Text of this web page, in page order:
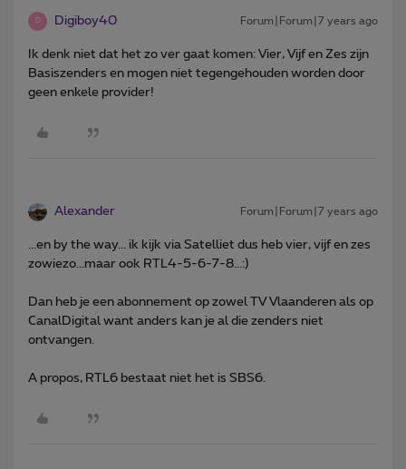
D Digiboy40 Forum|Forum|7 years ago
Ik denk niet dat het zo ver gaat komen: Vier, Vijf en Zes zijn
Basiszenders en mogen niet tegengehouden worden door
geen enkele provider!
Alexander Forum|Forum|7 years ago
...en by the way... ik kijk via Satelliet dus heb vier, vijf en zes
zowiezo...maar ook RTL4-5-6-7-8...:)
Dan heb je een abonnement op zowel TV Vlaanderen als op
CanalDigital want anders kan je al die zenders niet
ontvangen.
A propos, RTL6 bestaat niet het is SBS6.